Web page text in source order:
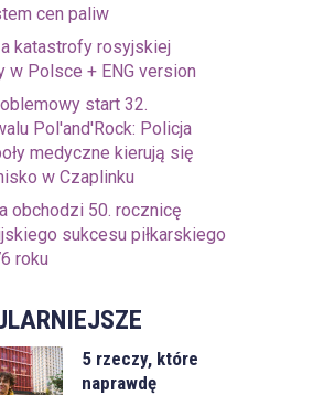
cen paliw
katastrofy rosyjskiej
w Polsce + ENG version
start 32.
Pol'and'Rock: Policja
medyczne kierują się
w Czaplinku
obchodzi 50. rocznicę
sukcesu piłkarskiego
roku
5 rzeczy, które
naprawdę